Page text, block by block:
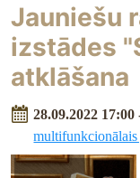
Jauniešu
izstādes
atklāšana
28.09.2022 17:00